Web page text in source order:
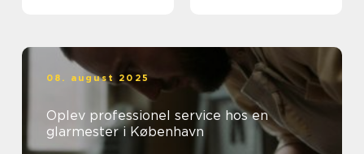
08. august 2025
Oplev professionel service hos en
glarmester i København